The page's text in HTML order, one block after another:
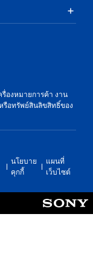
รื่องหมายการค้า งาน
รือทรัพย์สินลิขสิทธิ์ของ
นโยบาย
คุกกี้
แผนที่
เว็บไซต์